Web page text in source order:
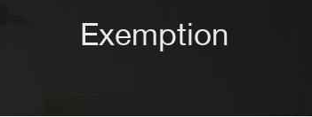
Exemption